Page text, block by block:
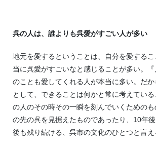
呉の人は、誰よりも呉愛がすごい人が多い
地元を愛するということは、自分を愛する
当に呉愛がすごいなと感じることが多い。『
のことも愛してくれる人が本当に多い。だ
として、できることは何かと常に考えてい
の人のその時その一瞬を刻んでいくためのも
の先の呉を見据えたものであったり、10年
後も残り続ける、呉市の文化のひとつと言え